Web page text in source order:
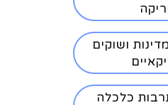
ושוקים
כלכלה